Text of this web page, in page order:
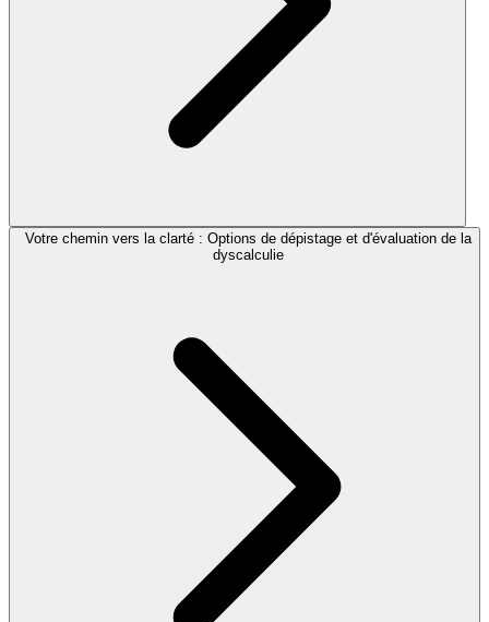
Votre chemin vers la clarté : Options de dépistage et d'évaluation de la
dyscalculie